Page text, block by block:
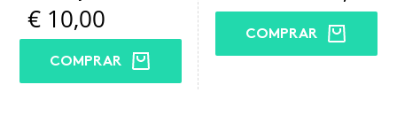
€ 10,00
COMPRAR
COMPRAR